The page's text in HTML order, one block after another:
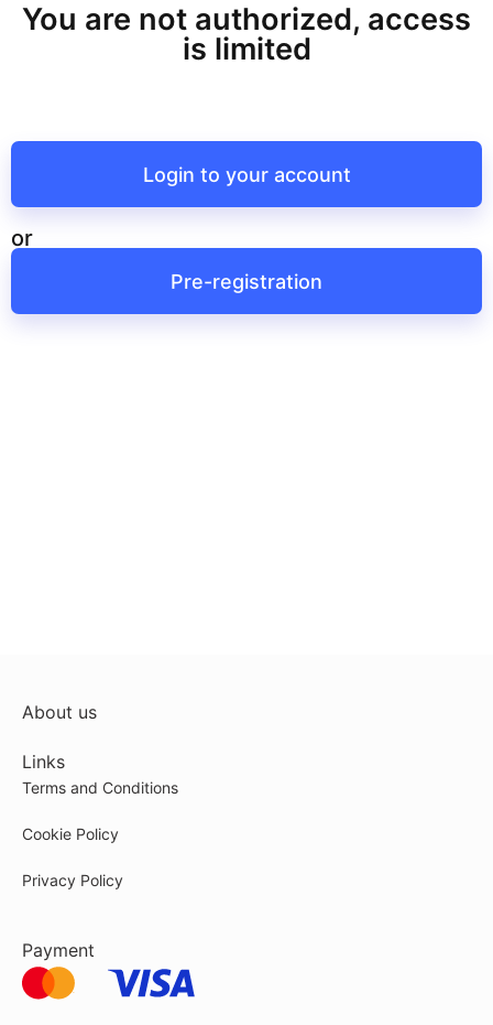
You are not authorized, access
is limited
Login to your account
or
Pre-registration
About us
Links
Terms and Conditions
Cookie Policy
Privacy Policy
Payment